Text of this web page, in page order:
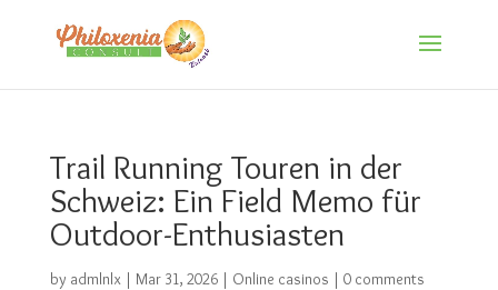
Trail Running Touren in der
Schweiz: Ein Field Memo für
Outdoor-Enthusiasten
by admlnlx| Mar 31, 2026| Online casinos | 0 comments